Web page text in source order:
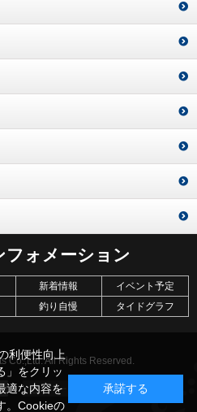
フォメーション
新着情報
イベント予定
釣り自慢
タイドグラフ
Co.,Ltd. All Rights Reserved.
利便性向上
」をクリッ
適な内容を
。Cookieの
承諾する